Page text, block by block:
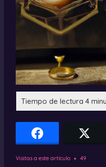
Visitas a este artículo 49